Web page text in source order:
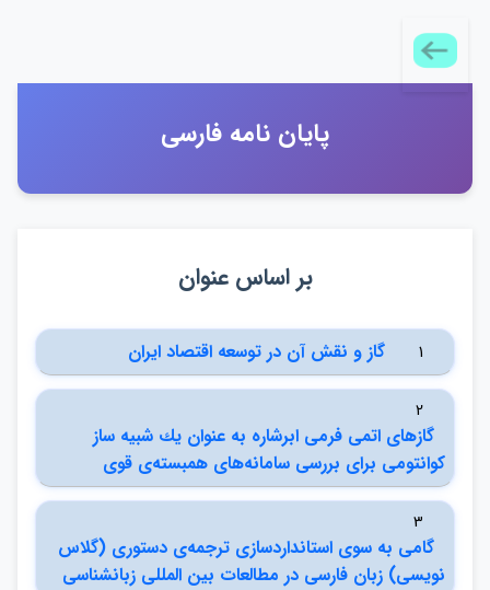
پايان نامه فارسي
بر اساس عنوان
1 گاز و نقش آن در توسعه اقتصاد ايران
2
گازهاي اتمي فرمي ابرشاره به عنوان يك شبيه ساز
كوانتومي براي بررسي سامانه‌هاي همبسته‌ي قوي
3
گامي به سوي استانداردسازي ترجمه‌ي دستوري (گلاس
نويسي) زبان فارسي در مطالعات بين المللي زبانشناسي